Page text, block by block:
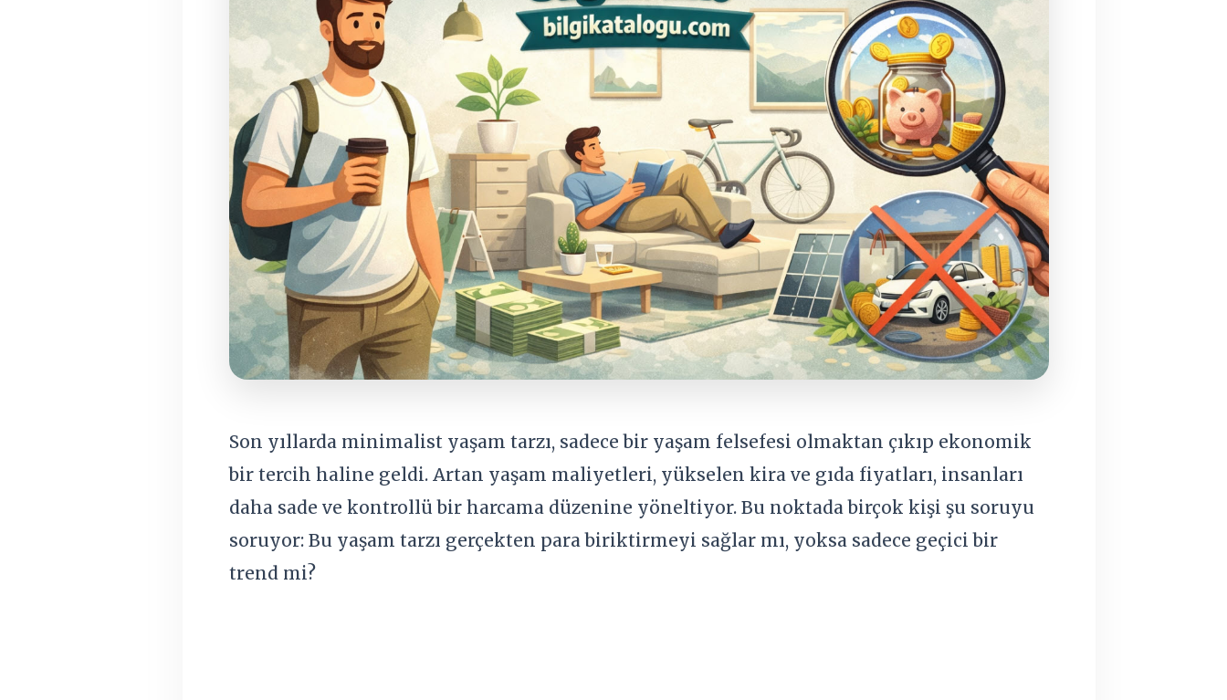
Son yıllarda minimalist yaşam tarzı, sadece bir yaşam felsefesi olmaktan çıkıp ekonomik
bir tercih haline geldi. Artan yaşam maliyetleri, yükselen kira ve gıda fiyatları, insanları
daha sade ve kontrollü bir harcama düzenine yöneltiyor. Bu noktada birçok kişi şu soruyu
soruyor: Bu yaşam tarzı gerçekten para biriktirmeyi sağlar mı, yoksa sadece geçici bir
trend mi?